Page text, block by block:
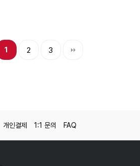
1 2 3
개인결제 1:1 문의 FAQ